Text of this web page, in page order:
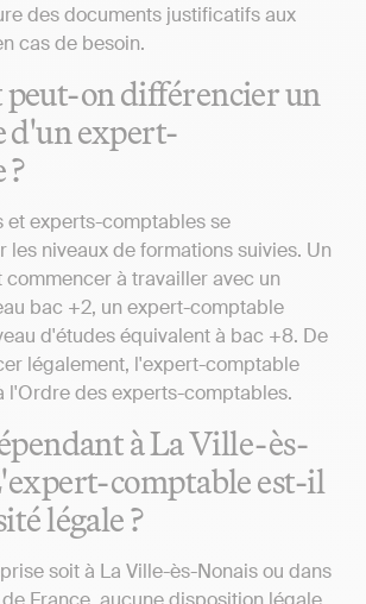
des documents justificatifs aux
cas de besoin.
on différencier un
d'un expert-
?
et experts-comptables se
les niveaux de formations suivies. Un
à travailler avec un
bac +2, un expert-comptable
d'études équivalent à bac +8. De
légalement, l'expert-comptable
l'Ordre des experts-comptables.
à La Ville-ès-
comptable est-il
légale ?
soit à La Ville-ès-Nonais ou dans